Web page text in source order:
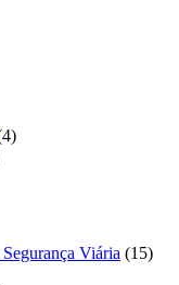
Viária (15)